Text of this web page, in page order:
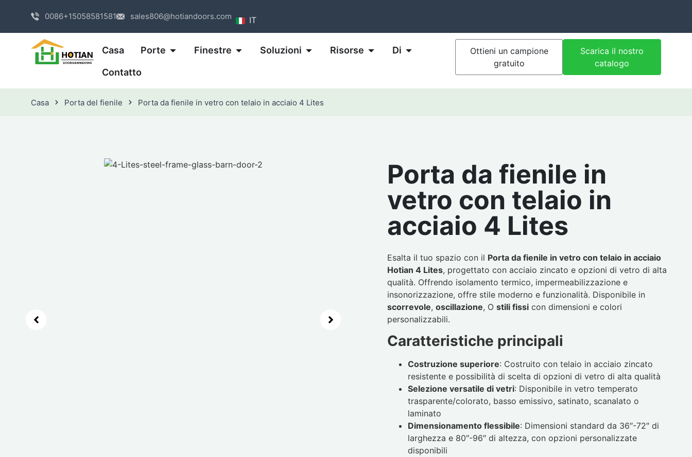
0086+15058581581 sales806@hotiandoors.com IT
Casa Porte Finestre Soluzioni Risorse Di
Contatto
Ottieni un campione
gratuito
Scarica il nostro
catalogo
Casa Porta del fienile Porta da fienile in vetro con telaio in acciaio 4 Lites
Porta da fienile in
vetro con telaio in
acciaio 4 Lites
Esalta il tuo spazio con il Porta da fienile in vetro con telaio in acciaio
Hotian 4 Lites, progettato con acciaio zincato e opzioni di vetro di alta
qualità. Offrendo isolamento termico, impermeabilizzazione e
insonorizzazione, offre stile moderno e funzionalità. Disponibile in
scorrevole, oscillazione, O stili fissi con dimensioni e colori
personalizzabili.
Caratteristiche principali
Costruzione superiore: Costruito con telaio in acciaio zincato
resistente e possibilità di scelta di opzioni di vetro di alta qualità
Selezione versatile di vetri: Disponibile in vetro temperato
trasparente/colorato, basso emissivo, satinato, scanalato o
laminato
Dimensionamento flessibile: Dimensioni standard da 36″-72″ di
larghezza e 80″-96″ di altezza, con opzioni personalizzate
disponibili